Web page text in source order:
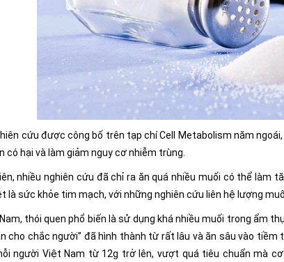
cứu được công bố trên tạp chí Cell Metabolism năm
có hại và làm giảm nguy cơ nhiễm trùng.
nhiều nghiên cứu đã chỉ ra ăn quá nhiều muối có thể làm
là sức khỏe tim mạch, với những nghiên cứu liên hệ lượng
thói quen phổ biến là sử dụng khá nhiều muối trong ẩm
cho chắc người” đã hình thành từ rất lâu và ăn sâu vào
người Việt Nam từ 12g trở lên, vượt quá tiêu chuẩn mà